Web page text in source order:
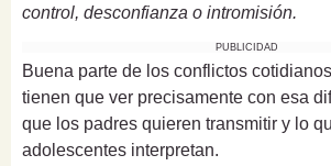
control, desconfianza o intromisión.
PUBLICIDAD
Buena parte de los conflictos
tienen que ver precisamente con esa
que los padres quieren transmitir y lo
adolescentes interpretan.